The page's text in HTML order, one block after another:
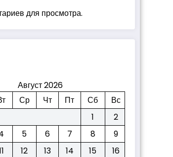
для просмотра.
Август 2026
Ср Чт Пт Сб
Вс
1
2
5 6 7 8
9
12 13 14 15
16